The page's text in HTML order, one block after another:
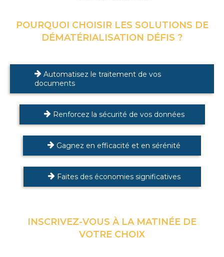
POURQUOI CHOISIR LES SOLUTIONS DE
DÉMATÉRIALISATION DÉFIS ?
Automatisez le traitement de vos
documents
Renforcez la sécurité de vos données
Gagnez en efficacité et en sérénité
Faites des économies significatives
INSCRIVEZ-VOUS À LA MATINÉE DE
VOTRE CHOIX